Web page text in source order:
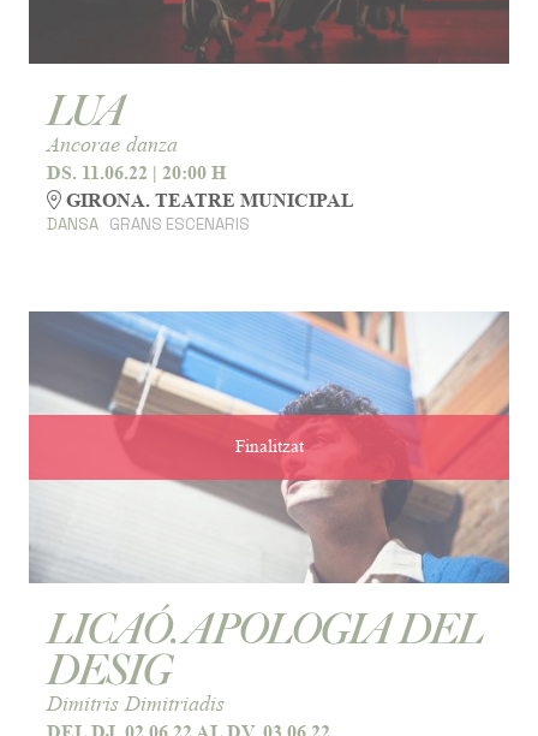
LUA
Ancorae danza
DS. 11.06.22 | 20:00 H
GIRONA. TEATRE MUNICIPAL
DANSA GRANS ESCENARIS
Finalitzat
LICAÓ. APOLOGIA DEL
DESIG
Dimitris Dimitriadis